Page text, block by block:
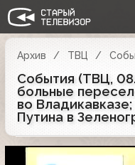
Архив ТВЦ
События (ТВЦ,
больные
во
Путина в